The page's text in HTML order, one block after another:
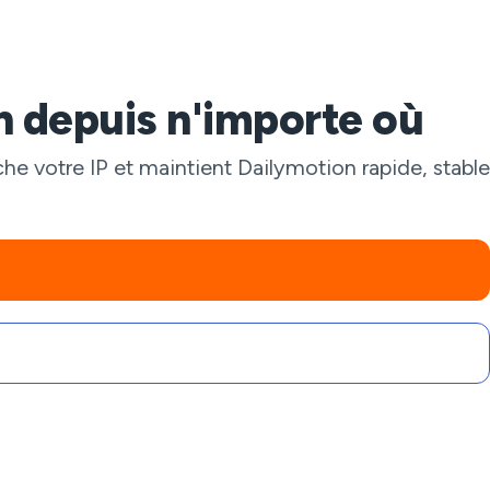
depuis n'importe où
votre IP et maintient Dailymotion rapide, stable